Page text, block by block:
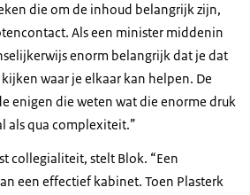
die om de inhoud belangrijk zijn,
Als een minister middenin
enorm belangrijk dat je dat
waar je elkaar kan helpen. De
enigen die weten wat die enorme druk
als qua complexiteit.”
collegialiteit, stelt Blok. “Een
een effectief kabinet. Toen Plasterk